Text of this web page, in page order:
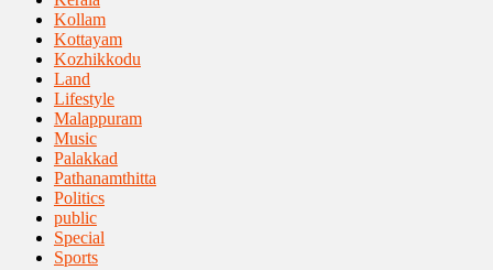
Kollam
Kottayam
Kozhikkodu
Land
Lifestyle
Malappuram
Music
Palakkad
Pathanamthitta
Politics
public
Special
Sports